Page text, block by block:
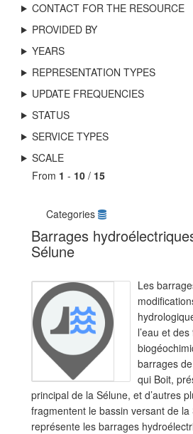
CONTACT FOR THE RESOURCE
PROVIDED BY
YEARS
REPRESENTATION TYPES
UPDATE FREQUENCIES
STATUS
SERVICE TYPES
SCALE
From 1 - 10 / 15
Categories
Barrages
Sélune
Les
l’eau et
barrages
qui Boit,
principal de la Sélune, et d’autres
fragmentent le bassin versant de
représente les barrages